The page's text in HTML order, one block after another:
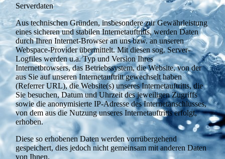
Serverdaten
Aus technischen Gründen, insbesondere zur Gewährleistung
eines sicheren und stabilen Internetauftritts, werden Daten
durch Ihren Internet-Browser an uns bzw. an unseren
Webspace-Provider übermittelt. Mit diesen sog. Server-
Logfiles werden u.a. Typ und Version Ihres
Internetbrowsers, das Betriebssystem, die Website, von der
aus Sie auf unseren Internetauftritt gewechselt haben
(Referrer URL), die Website(s) unseres Internetauftritts, die
Sie besuchen, Datum und Uhrzeit des jeweiligen Zugriffs
sowie die anonymisierte IP-Adresse des Internetanschlusses,
von dem aus die Nutzung unseres Internetauftritts erfolgt,
erhoben.
Diese so erhobenen Daten werden vorrübergehend
gespeichert, dies jedoch nicht gemeinsam mit anderen Daten
von Ihnen.